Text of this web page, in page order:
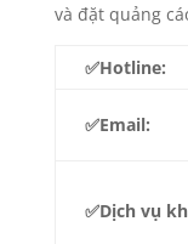
và đặt quảng
✅Hotline:
✅Email:
✅Dịch vụ